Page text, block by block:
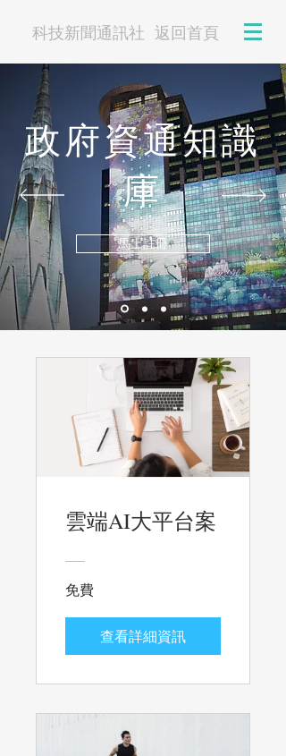
科技新聞通訊社 返回首頁
政府資通知識
庫
馬上註冊
雲端AI大平台案
免費
查看詳細資訊